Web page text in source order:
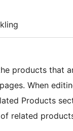
products that
When
Products
related